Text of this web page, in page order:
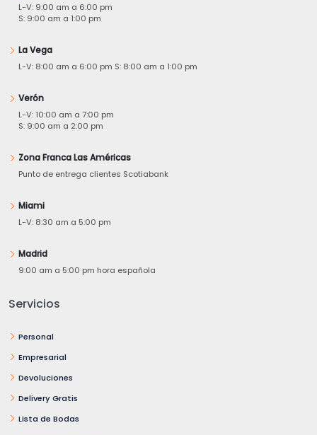
L-V: 9:00 am a 6:00 pm
S: 9:00 am a 1:00 pm
La Vega
L-V: 8:00 am a 6:00 pm S: 8:00 am a 1:00 pm
Verón
L-V: 10:00 am a 7:00 pm
S: 9:00 am a 2:00 pm
Zona Franca Las Américas
Punto de entrega clientes Scotiabank
Miami
L-V: 8:30 am a 5:00 pm
Madrid
9:00 am a 5:00 pm hora española
Servicios
Personal
Empresarial
Devoluciones
Delivery Gratis
Lista de Bodas